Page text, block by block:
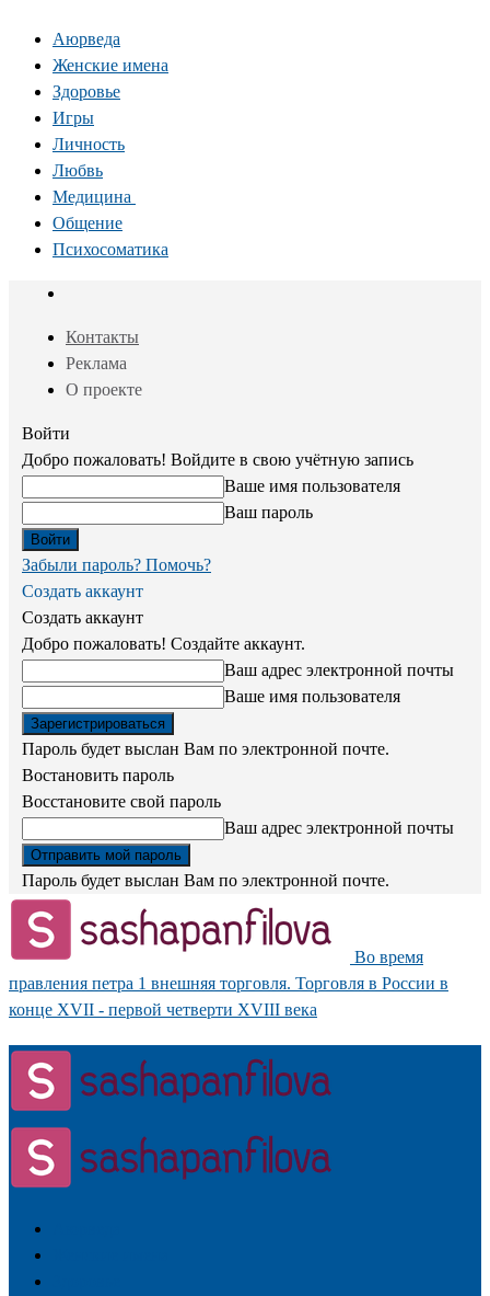
Аюрведа
Женские имена
Здоровье
Игры
Личность
Любвь
Медицина
Общение
Психосоматика
Контакты
Реклама
О проекте
Войти
Добро пожаловать! Войдите в свою учётную запись
Ваше имя пользователя
Ваш пароль
Забыли пароль? Помочь?
Создать аккаунт
Создать аккаунт
Добро пожаловать! Создайте аккаунт.
Ваш адрес электронной почты
Ваше имя пользователя
Пароль будет выслан Вам по электронной почте.
Востановить пароль
Восстановите свой пароль
Ваш адрес электронной почты
Пароль будет выслан Вам по электронной почте.
Во время
правления петра 1 внешняя торговля. Торговля в России в
конце XVII - первой четверти XVIII века